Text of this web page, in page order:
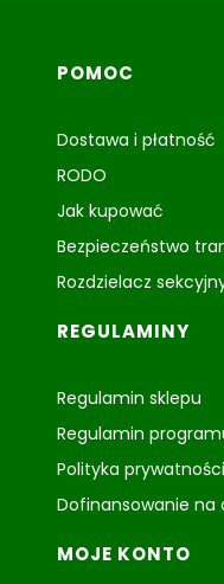
Linki w stopce
POMOC
Dostawa i płatność
RODO
Jak kupować
Bezpieczeństwo
Rozdzielacz
REGULAMINY
Regulamin sklepu
Regulamin
Polityka prywatności
Dofinansowanie na
MOJE KONTO